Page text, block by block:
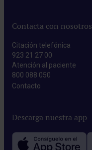
Contacta con nosotros
Citación telefónica
923 21 27 00
Atención al paciente
800 088 050
Contacto​
Descarga nuestra app